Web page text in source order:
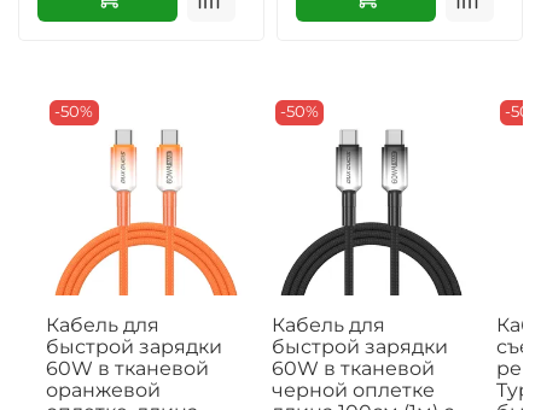
-50%
Кабель для
быстрой зарядки
60W в тканевой
оранжевой
-50%
Кабель для
быстрой зарядки
60W в тканевой
черной оплетке
-